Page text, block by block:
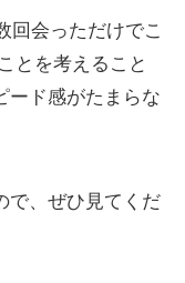
回会っただけでこ
とを考えること
ード感がたまらな
で、ぜひ見てくだ